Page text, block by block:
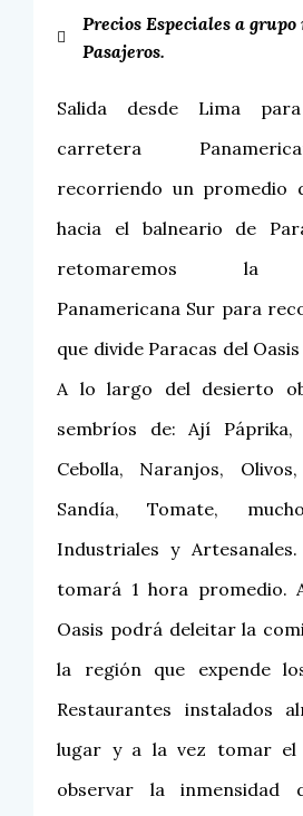
Precios Especiales a
Pasajeros.
Salida desde Lima
carretera
recorriendo un promedio
hacia el balneario de
retomaremos la
Panamericana Sur para
que divide Paracas del
A lo largo del desierto
sembríos de: Ají Páprika,
Cebolla, Naranjos, Olivos,
Sandía, Tomate,
Industriales y
tomará 1 hora promedio.
Oasis podrá deleitar la
la región que expende
Restaurantes instalados
lugar y a la vez tomar el
observar la inmensidad